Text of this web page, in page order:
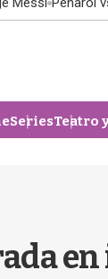
SeriesTeatro